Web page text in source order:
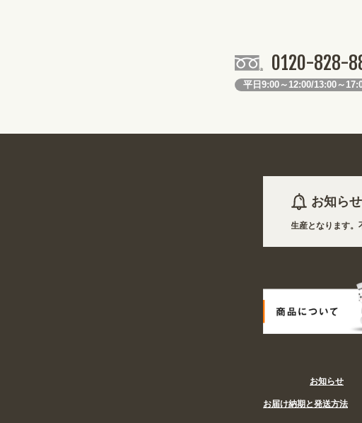
0120-828-
平日9:00～12:00/13:00～
お知らせ
2026年08月07日 商品は一部(ポール・注水台など)を除き受注生産となります。不良
お知らせ
お届け納期と発送方法